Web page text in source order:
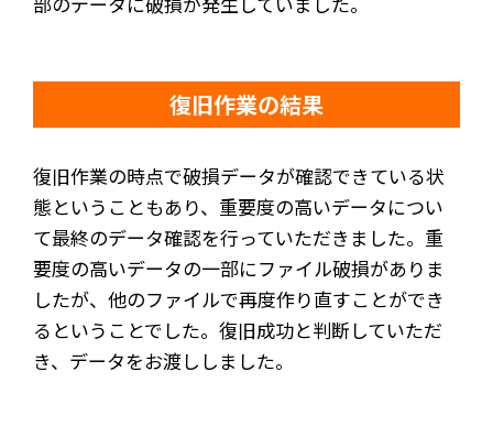
復旧作業の結果
復旧作業の時点で破損データが確認できている状
態ということもあり、重要度の高いデータについ
て最終のデータ確認を行っていただきました。重
要度の高いデータの一部にファイル破損がありま
したが、他のファイルで再度作り直すことができ
るということでした。復旧成功と判断していただ
き、データをお渡ししました。